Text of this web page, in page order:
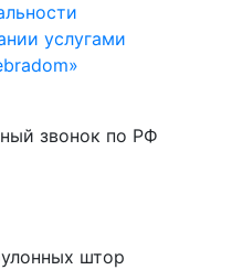
услугами
звонок по РФ
штор